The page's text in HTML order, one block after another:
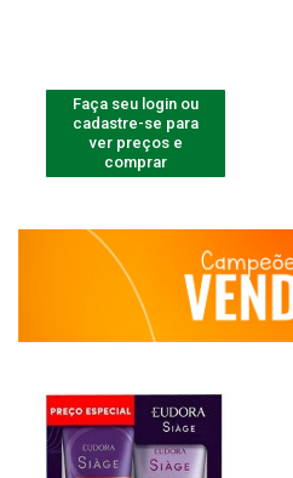
Faça seu login ou
cadastre-se para
ver preços e
comprar